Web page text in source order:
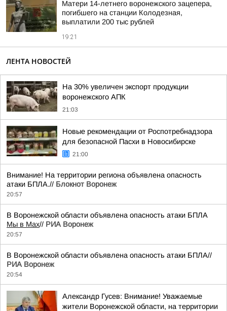
Матери 14-летнего воронежского зацепера,
погибшего на станции Колодезная,
выплатили 200 тыс рублей
19:21
ЛЕНТА НОВОСТЕЙ
На 30% увеличен экспорт продукции
воронежского АПК
21:03
Новые рекомендации от Роспотребнадзора
для безопасной Пасхи в Новосибирске
21:00
Внимание! На территории региона объявлена опасность
атаки БПЛА.// Блокнот Воронеж
20:57
В Воронежской области объявлена опасность атаки БПЛА
Мы в Мах// РИА Воронеж
20:57
В Воронежской области объявлена опасность атаки БПЛА//
РИА Воронеж
20:54
Александр Гусев: Внимание! Уважаемые
жители Воронежской области, на территории